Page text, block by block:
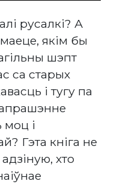
русалкі? А
якім бы
шэпт
са старых
і тугу па
моц і
Гэта кніга не
хто